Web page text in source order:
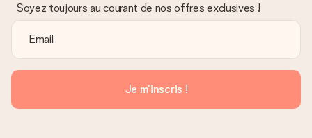
Soyez toujours au courant de nos offres exclusives !
Je m'inscris !